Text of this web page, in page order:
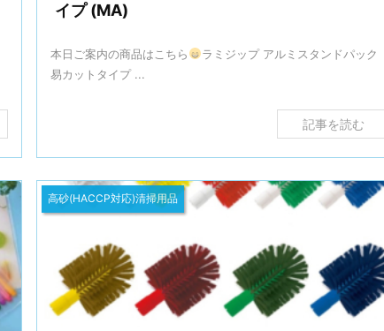
イプ (MA)
本日ご案内の商品はこちら
ラミジップ アルミスタンドパック
易カットタイプ ...
記事を読む
高砂(HACCP対応)清掃用品